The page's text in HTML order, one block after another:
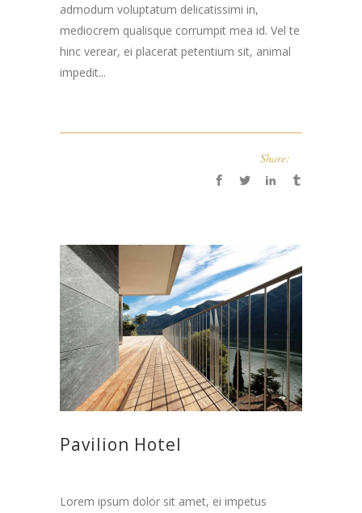
admodum voluptatum delicatissimi in,
mediocrem qualisque corrumpit mea id. Vel te
hinc verear, ei placerat petentium sit, animal
impedit...
Share:
Pavilion Hotel
Lorem ipsum dolor sit amet, ei impetus